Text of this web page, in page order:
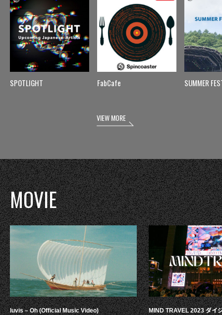
SPOTLIGHT FabCafe SUMMER
VIEW MORE
MOVIE
luvis – Oh (Official Music Video) MIND TRAVEL 2023 ダイ